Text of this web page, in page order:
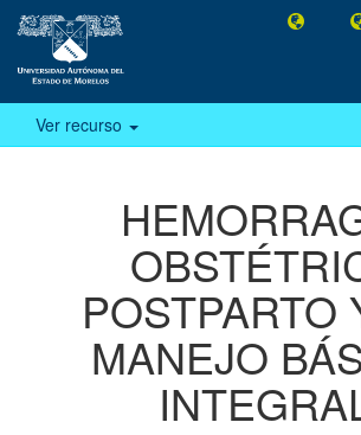
Ver recurso
POSTPARTO
MANEJO